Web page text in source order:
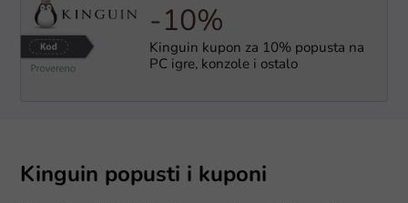
-10%
Kinguin kupon za 10% popusta na
PC igre, konzole i ostalo
Kinguin popusti i kuponi